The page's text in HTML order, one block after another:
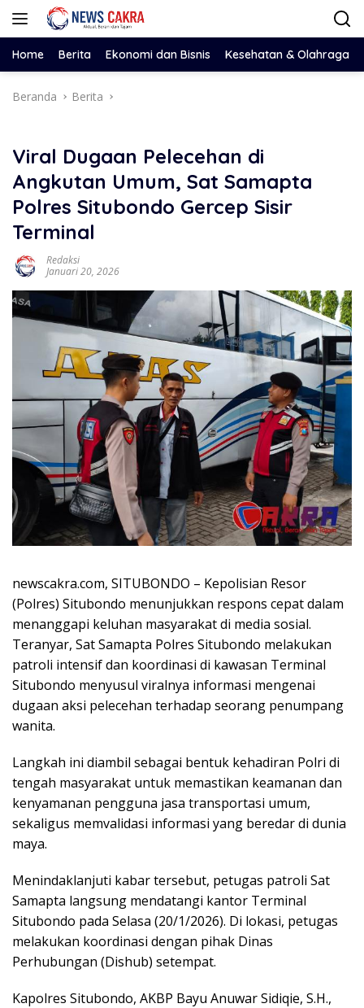
Langsung
Home Berita Ekonomi dan Bisnis Kesehatan & Olahraga
Beranda Berita
Viral Dugaan Pelecehan di
Angkutan Umum, Sat Samapta
Polres Situbondo Gercep Sisir
Terminal
Redaksi
Januari 20, 2026
newscakra.com, SITUBONDO – Kepolisian Resor
(Polres) Situbondo menunjukkan respons cepat dalam
menanggapi keluhan masyarakat di media sosial.
Teranyar, Sat Samapta Polres Situbondo melakukan
patroli intensif dan koordinasi di kawasan Terminal
Situbondo menyusul viralnya informasi mengenai
dugaan aksi pelecehan terhadap seorang penumpang
wanita.
Langkah ini diambil sebagai bentuk kehadiran Polri di
tengah masyarakat untuk memastikan keamanan dan
kenyamanan pengguna jasa transportasi umum,
sekaligus memvalidasi informasi yang beredar di dunia
maya.
Menindaklanjuti kabar tersebut, petugas patroli Sat
Samapta langsung mendatangi kantor Terminal
Situbondo pada Selasa (20/1/2026). Di lokasi, petugas
melakukan koordinasi dengan pihak Dinas
Perhubungan (Dishub) setempat.
Kapolres Situbondo, AKBP Bayu Anuwar Sidiqie, S.H.,